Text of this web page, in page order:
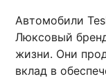
Автомобили
Люксовый
жизни. Они
вклад в